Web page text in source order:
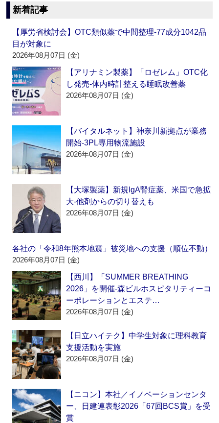
新着記事
【厚労省検討会】OTC類似薬で中間整理‐77成分1042品
目が対象に
2026年08月07日 (金)
【アリナミン製薬】「ロゼレム」OTC化
し発売‐体内時計整える睡眠改善薬
2026年08月07日 (金)
【バイタルネット】神奈川新拠点が業務
開始‐3PL専用物流施設
2026年08月07日 (金)
【大塚製薬】新規IgA腎症薬、米国で急拡
大‐他剤からの切り替えも
2026年08月07日 (金)
各社の「令和8年熊本地震」被災地への支援（順位不動）
2026年08月07日 (金)
【西川】「SUMMER BREATHING
2026」を開催‐森ビルホスピタリティーコ
ーポレーションとエステ…
2026年08月07日 (金)
【日立ハイテク】中学生対象に理科教育
支援活動を実施
2026年08月07日 (金)
【ニコン】本社／イノベーションセンタ
ー、日建連表彰2026「67回BCS賞」を受
賞